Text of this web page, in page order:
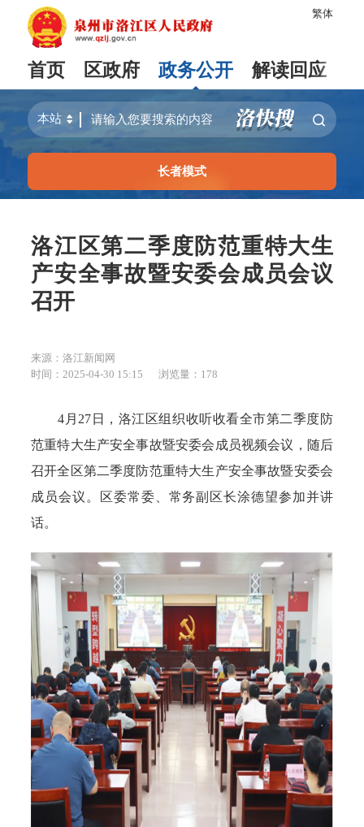
繁体
首页 区政府 政务公开 解读回应
长者模式
洛江区第二季度防范重特大生
产安全事故暨安委会成员会议
召开
来源：洛江新闻网
时间：2025-04-30 15:15
浏览量： 178
4月27日，洛江区组织收听收看全市第二季度防
范重特大生产安全事故暨安委会成员视频会议，随后
召开全区第二季度防范重特大生产安全事故暨安委会
成员会议。区委常委、常务副区长涂德望参加并讲
话。